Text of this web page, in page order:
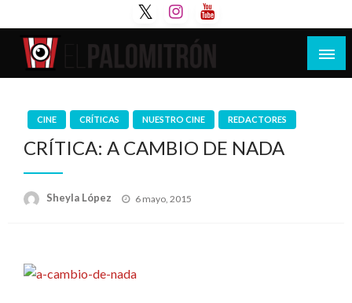
al
contenido
Tu espacio de la industria de cine española y
CINE CRÍTICAS NUESTRO CINE REDACTORES
CRÍTICA: A CAMBIO DE NADA
Sheyla López
Publicado
6 mayo, 2015